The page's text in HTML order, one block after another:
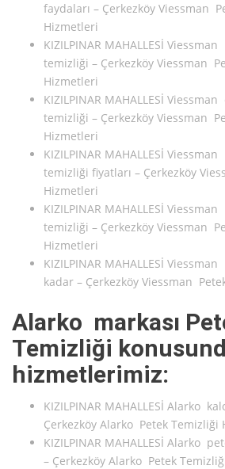
faydaları – Çerkezköy Viessman
Hizmetleri
KIZILPINAR MAHALLESİ
temizliği – Çerkezköy Viessman
Hizmetleri
KIZILPINAR MAHALLESİ
temizliği – Çerkezköy Viessman
Hizmetleri
KIZILPINAR MAHALLESİ
temizliği fiyatları – Çerkezköy
Hizmetleri
KIZILPINAR MAHALLESİ
temizliği – Çerkezköy Viessman
Hizmetleri
KIZILPINAR MAHALLESİ
kadar – Çerkezköy Viessman
Alarko markası
Temizliği
hizmetlerimiz:
KIZILPINAR MAHALLESİ Alarko
Çerkezköy Alarko Petek Temizliği
KIZILPINAR MAHALLESİ Alarko
– Çerkezköy Alarko Petek